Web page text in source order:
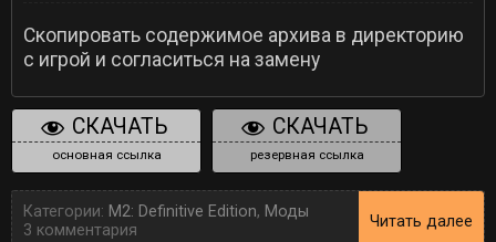
Скопировать содержимое архива в директорию
с игрой и согласиться на замену
СКАЧАТЬ
основная ссылка
СКАЧАТЬ
резервная ссылка
Категории: M2: Definitive Edition, Моды
3 комментария
Читать далее